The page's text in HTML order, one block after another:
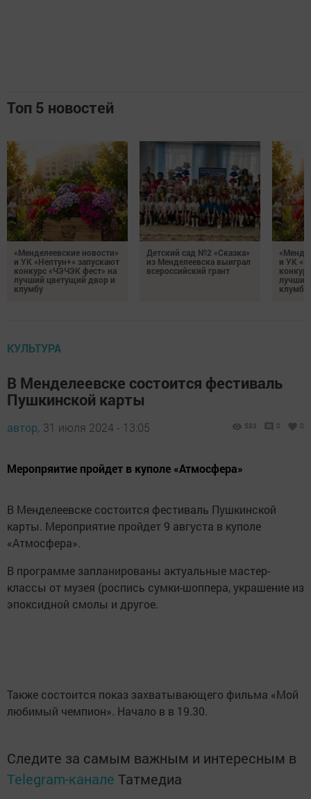
Топ 5 новостей
«Менделеевские новости»
и УК «Нептун+» запускают
конкурс «ЧЭЧЭК фест» на
лучший цветущий двор и
клумбу
Детский сад №2 «Сказка»
из Менделеевска выиграл
всероссийский грант
и УК
клумбу
КУЛЬТУРА
В Менделеевске состоится фестиваль
Пушкинской карты
автор, 31 июля 2024 - 13:05 583 0 0
Меропряитие пройдет в куполе «Атмосфера»
В Менделеевске состоится фестиваль Пушкинской
карты. Мероприятие пройдет 9 августа в куполе
«Атмосфера».
В программе запланированы актуальные мастер-
классы от музея (роспись сумки-шоппера, украшение из
эпоксидной смолы и другое.
Также состоится показ захватывающего фильма «Мой
любимый чемпион». Начало в в 19.30.
Следите за самым важным и интересным в
Telegram-канале Татмедиа